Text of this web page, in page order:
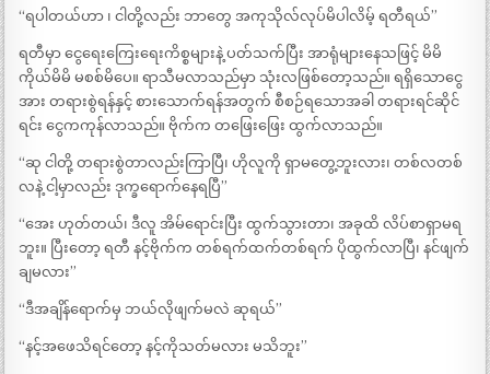
“ရပါတယ်ဟာ ၊ ငါတို့လည်း ဘာတွေ အကုသိုလ်လုပ်မိပါလိမ့် ရတီရယ်”
ရတီမှာ ငွေရေးကြေးရေးကိစ္စများနဲ့ ပတ်သက်ပြီး အာရုံများနေသဖြင့် မိမိ
ကိုယ်မိမိ မစစ်မိပေ။ ရာသီမလာသည်မှာ သုံးလဖြစ်တော့သည်။ ရရှိသောငွေ
အား တရားစွဲရန်နှင့် စားသောက်ရန်အတွက် စီစဉ်ရသောအခါ တရားရင်ဆိုင်
ရင်း ငွေကကုန်လာသည်။ ဗိုက်က တဖြေးဖြေး ထွက်လာသည်။
“ဆု ငါတို့ တရားစွဲတာလည်းကြာပြီ၊ ဟိုလူကို ရှာမတွေ့ဘူးလား၊ တစ်လတစ်
လနဲ့ ငါ့မှာလည်း ဒုက္ခရောက်နေရပြီ”
“အေး ဟုတ်တယ်၊ ဒီလူ အိမ်ရောင်းပြီး ထွက်သွားတာ၊ အခုထိ လိပ်စာရှာမရ
ဘူး။ ပြီးတော့ ရတီ နင့်ဗိုက်က တစ်ရက်ထက်တစ်ရက် ပိုထွက်လာပြီ၊ နင်ဖျက်
ချမလား”
“ဒီအချိန်ရောက်မှ ဘယ်လိုဖျက်မလဲ ဆုရယ်”
“နင့်အဖေသိရင်တော့ နင့်ကိုသတ်မလား မသိဘူး”